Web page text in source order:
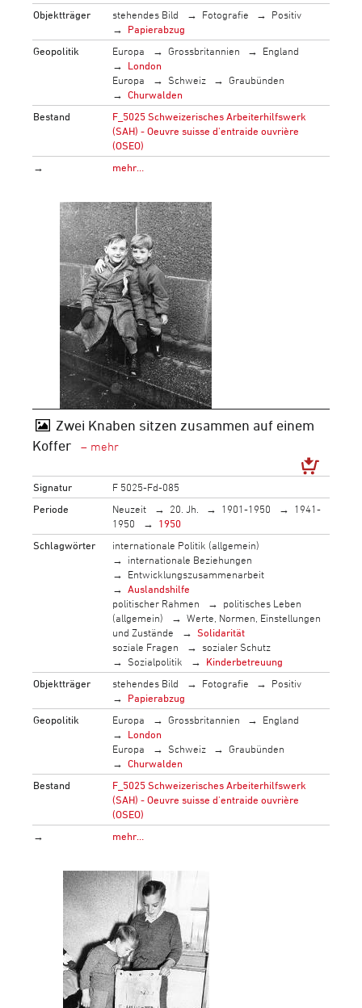
Objektträger
stehendes Bild Fotografie
Positiv
Papierabzug
Geopolitik
Europa Grossbritannien
England
London
Europa
Schweiz
Graubünden
Churwalden
Bestand
F_5025 Schweizerisches Arbeiterhilfswerk
(SAH) - Oeuvre suisse d'entraide ouvrière
(OSEO)
→
mehr…
Zwei Knaben sitzen zusammen auf einem
Koffer
Signatur
F 5025-Fd-085
Periode
Neuzeit 20. Jh. 1901-1950
1941-
1950
1950
Schlagwörter
internationale Politik (allgemein)
internationale Beziehungen
Entwicklungszusammenarbeit
Auslandshilfe
politischer Rahmen
politisches Leben
(allgemein)
Werte, Normen, Einstellungen
und Zustände
Solidarität
soziale Fragen
sozialer Schutz
Sozialpolitik
Kinderbetreuung
Objektträger
stehendes Bild Fotografie
Positiv
Papierabzug
Geopolitik
Europa Grossbritannien
England
London
Europa
Schweiz
Graubünden
Churwalden
Bestand
F_5025 Schweizerisches Arbeiterhilfswerk
(SAH) - Oeuvre suisse d'entraide ouvrière
(OSEO)
→
mehr…